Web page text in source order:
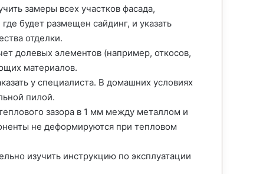
замеры всех участков фасада,
будет размещен сайдинг, и указать
отделки.
долевых элементов (например, откосов,
материалов.
у специалиста. В домашних условиях
пилой.
зазора в 1 мм между металлом и
не деформируются при тепловом
изучить инструкцию по эксплуатации